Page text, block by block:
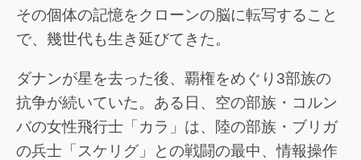
その個体の記憶をクローンの脳に転写すること
で、幾世代も生き延びてきた。
ダナンが星を去った後、覇権をめぐり3部族の
抗争が続いていた。ある日、空の部族・コルン
バの女性飛行士「カラ」は、陸の部族・ブリガ
の兵士「スケリグ」との戦闘の最中、情報操作